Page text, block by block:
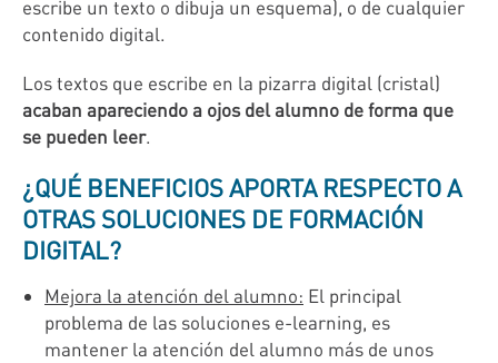
escribe un texto o dibuja un esquema), o de cualquier
contenido digital.
Los textos que escribe en la pizarra digital (cristal)
acaban apareciendo a ojos del alumno de forma que
se pueden leer.
¿QUÉ BENEFICIOS APORTA RESPECTO A
OTRAS SOLUCIONES DE FORMACIÓN
DIGITAL?
Mejora la atención del alumno: El principal
problema de las soluciones e-learning, es
mantener la atención del alumno más de unos